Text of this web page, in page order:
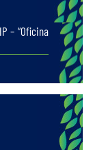
– “Oficina